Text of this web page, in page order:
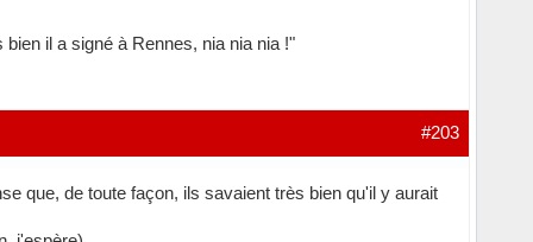
il a signé à Rennes, nia nia nia !"
#203
que, de toute façon, ils savaient très bien qu'il y aurait